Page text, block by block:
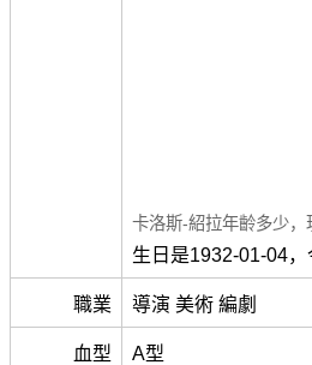
卡洛斯-紹拉年齡多少，
生日是1932-01-04，
職業 導演 美術 編劇
血型 A型